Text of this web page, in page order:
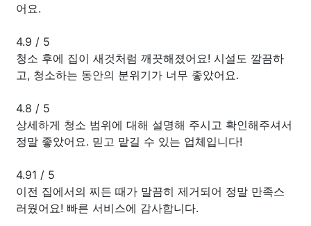
어요.
4.9 / 5
청소 후에 집이 새것처럼 깨끗해졌어요! 시설도 깔끔하
고, 청소하는 동안의 분위기가 너무 좋았어요.
4.8 / 5
상세하게 청소 범위에 대해 설명해 주시고 확인해주셔서
정말 좋았어요. 믿고 맡길 수 있는 업체입니다!
4.91 / 5
이전 집에서의 찌든 때가 말끔히 제거되어 정말 만족스
러웠어요! 빠른 서비스에 감사합니다.